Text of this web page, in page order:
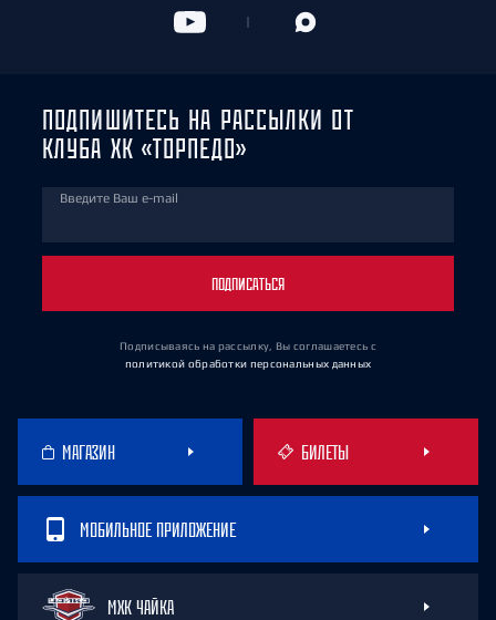
ПОДПИШИТЕСЬ НА РАССЫЛКИ ОТ
КЛУБА ХК «ТОРПЕДО»
Введите Ваш e-mail
ПОДПИСАТЬСЯ
Подписываясь на рассылку, Вы соглашаетесь с
политикой обработки персональных данных
МАГАЗИН БИЛЕТЫ
МОБИЛЬНОЕ ПРИЛОЖЕНИЕ
МХК ЧАЙКА